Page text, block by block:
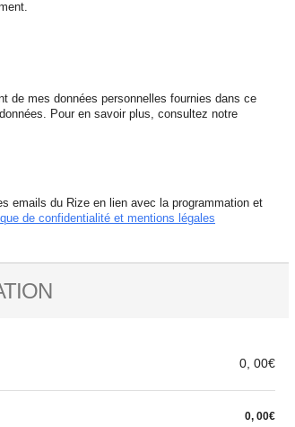
de mes données personnelles fournies dans ce
Pour en savoir plus, consultez notre
emails du Rize en lien avec la programmation et
de confidentialité et mentions légales
0, 00€
0, 00€